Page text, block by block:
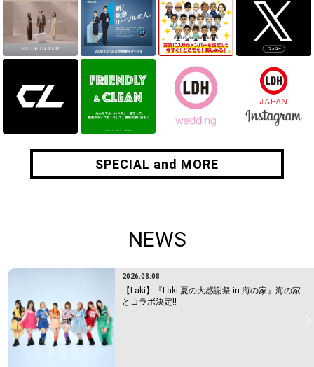
SPECIAL and MORE
SPECIAL and MORE
NEWS
2026.08.08
【Laki】『Laki 夏の大感謝祭 in 海の家』海の家
とコラボ決定!!